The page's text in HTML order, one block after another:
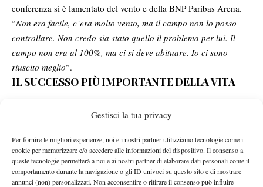
Gestisci la tua privacy
Per fornire le migliori esperienze, noi e i nostri partner utilizziamo tecnologie come i
cookie per memorizzare e/o accedere alle informazioni del dispositivo. Il consenso a
queste tecnologie permetterà a noi e ai nostri partner di elaborare dati personali come il
comportamento durante la navigazione o gli ID univoci su questo sito e di mostrare
annunci (non) personalizzati. Non acconsentire o ritirare il consenso può influire
conferenza si è lamentato del vento e della BNP Paribas Arena.
“Non era facile, c’era molto vento, ma il campo non lo posso
controllare. Non credo sia stato quello il problema per lui. Il
campo non era al 100%, ma ci si deve abituare. Io ci sono
riuscito meglio”.
IL SUCCESSO PIÙ IMPORTANTE DELLA VITA
avversario facente parte dellaTop 10
ha raggiunto per la prima volta i quarti di finale in un Masters
1000. “È il successo più importante della mia vita, decisamente.
Battere Zverev a Roma per la prima volta. È la più importante,
la più bella e la più emozionante” ha detto Luciano, che ha poi